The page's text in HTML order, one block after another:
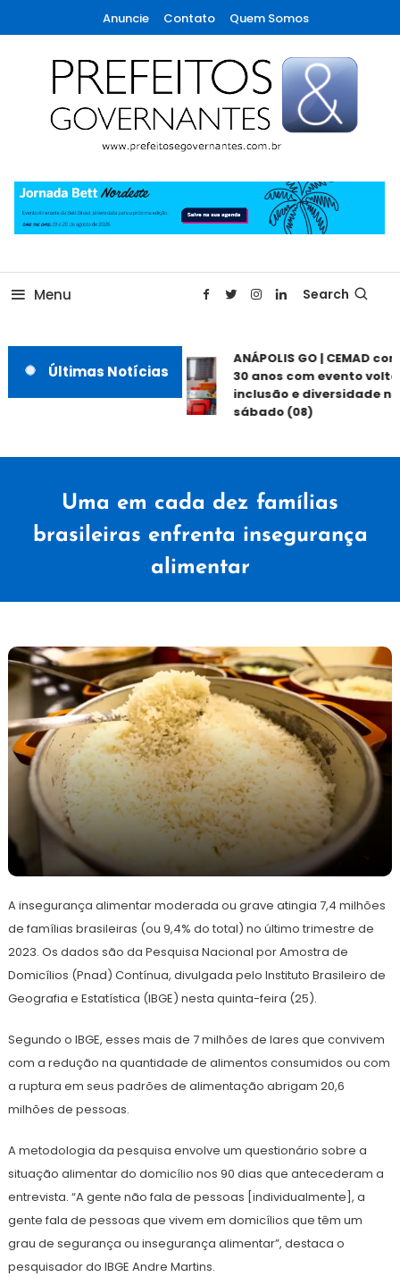
To
Content
Anuncie Contato Quem Somos
Prefeitos & Governantes
Menu Search
Últimas Notícias
ANÁPOLIS GO | CEMAD
30 anos com evento
inclusão e diversidade
sábado (08)
Uma em cada dez famílias
brasileiras enfrenta insegurança
alimentar
abril
de
Redação
A insegurança alimentar moderada ou grave atingia 7,4 milhões
de famílias brasileiras (ou 9,4% do total) no último trimestre de
2023. Os dados são da Pesquisa Nacional por Amostra de
Domicílios (Pnad) Contínua, divulgada pelo Instituto Brasileiro de
Geografia e Estatística (IBGE) nesta quinta-feira (25).
Segundo o IBGE, esses mais de 7 milhões de lares que convivem
com a redução na quantidade de alimentos consumidos ou com
a ruptura em seus padrões de alimentação abrigam 20,6
milhões de pessoas.
A metodologia da pesquisa envolve um questionário sobre a
situação alimentar do domicílio nos 90 dias que antecederam a
entrevista. “A gente não fala de pessoas [individualmente], a
gente fala de pessoas que vivem em domicílios que têm um
grau de segurança ou insegurança alimentar”, destaca o
pesquisador do IBGE Andre Martins.